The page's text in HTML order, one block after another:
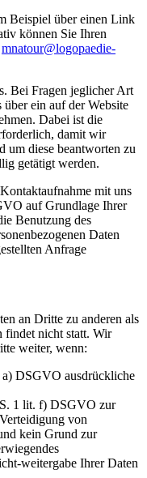
Beispiel über einen Link
können Sie Ihren
mnatour@logopaedie-
Bei Fragen jeglicher Art
ein auf der Website
Dabei ist die
damit wir
um diese beantworten zu
getätigt werden.
mit uns
auf Grundlage Ihrer
Benutzung des
Daten
Anfrage
an Dritte zu anderen als
findet nicht statt. Wir
weiter, wenn:
DSGVO ausdrückliche
1 lit. f) DSGVO zur
von
kein Grund zur
weitergabe Ihrer Daten